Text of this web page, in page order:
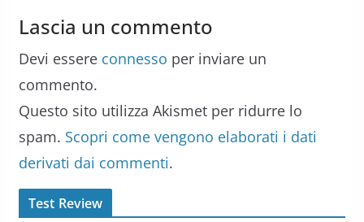
Lascia un commento
Devi essere connesso per inviare un
commento.
Questo sito utilizza Akismet per ridurre lo
spam. Scopri come vengono elaborati i dati
derivati dai commenti.
Test Review